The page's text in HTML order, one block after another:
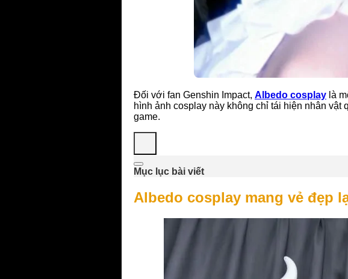
Đối với fan Genshin Impact, Albedo cosplay là
hình ảnh cosplay này không chỉ tái hiện nhân
game.
Mục lục bài viết
Albedo cosplay mang vẻ đẹp